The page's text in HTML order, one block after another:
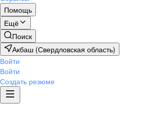
Помощь
Ещё
Поиск
Акбаш (Свердловская область)
Войти
Войти
Создать резюме